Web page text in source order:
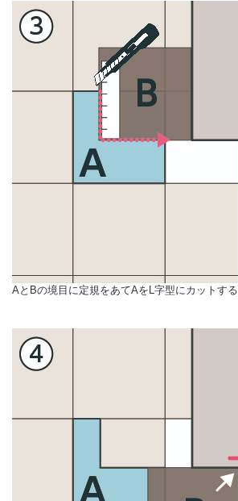
AとBの境目に定規をあてAをL字型にカットする